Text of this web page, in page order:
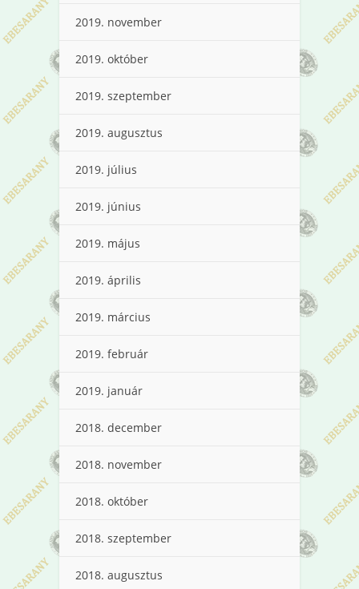
2019. november
2019. október
2019. szeptember
2019. augusztus
2019. július
2019. június
2019. május
2019. április
2019. március
2019. február
2019. január
2018. december
2018. november
2018. október
2018. szeptember
2018. augusztus